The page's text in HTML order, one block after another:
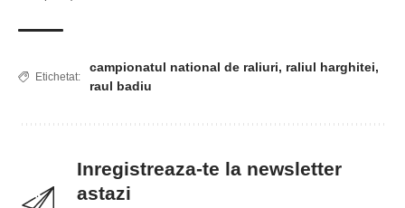
Etichetat:
campionatul national de raliuri, raliul harghitei,
raul badiu
Inregistreaza-te la newsletter
astazi